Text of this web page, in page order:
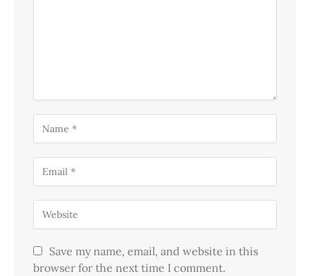
Save my name, email, and website in this
browser for the next time I comment.